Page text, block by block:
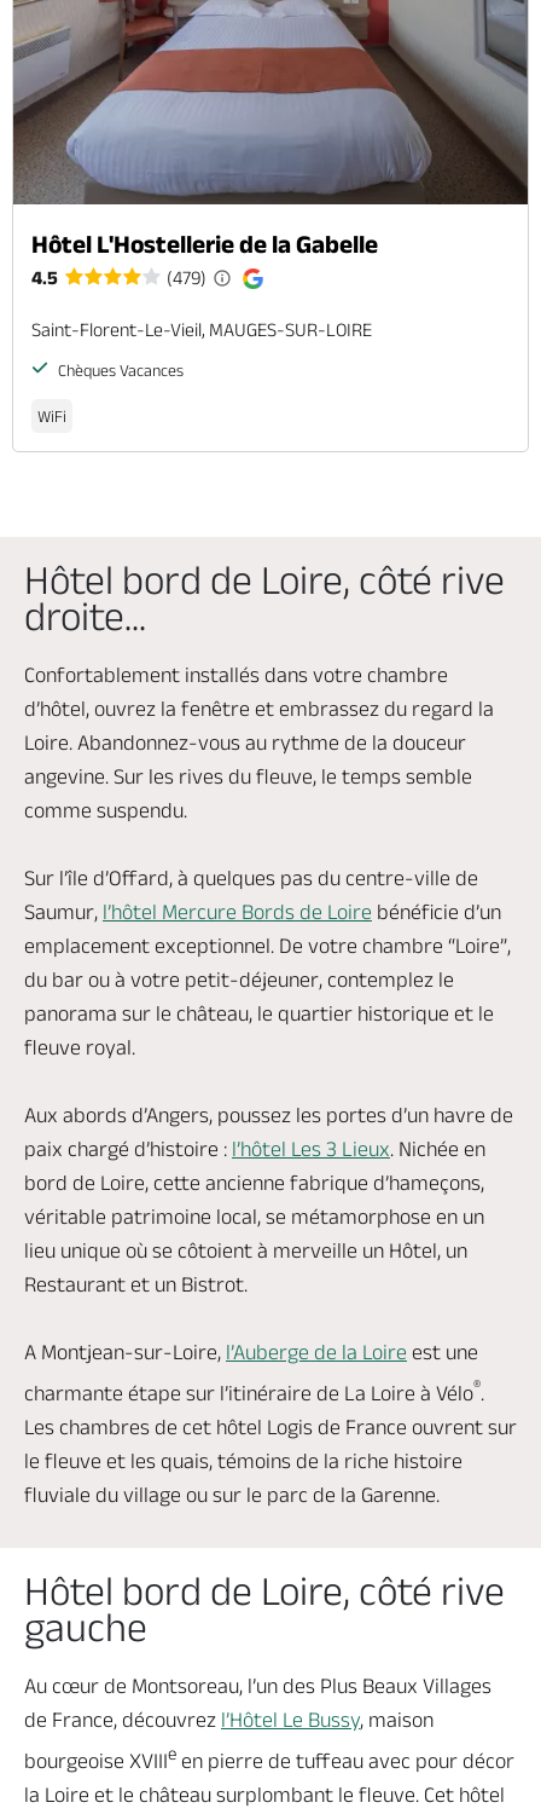
Hôtel L'Hostellerie de la Gabelle
4.5 (479)
Saint-Florent-Le-Vieil, MAUGES-SUR-LOIRE
Chèques Vacances
WiFi
Hôtel bord de Loire, côté rive
droite...
Confortablement installés dans votre chambre
d’hôtel, ouvrez la fenêtre et embrassez du regard la
Loire. Abandonnez-vous au rythme de la douceur
angevine. Sur les rives du fleuve, le temps semble
comme suspendu.
Sur l’île d’Offard, à quelques pas du centre-ville de
Saumur, l’hôtel Mercure Bords de Loire bénéficie d’un
emplacement exceptionnel. De votre chambre “Loire”,
du bar ou à votre petit-déjeuner, contemplez le
panorama sur le château, le quartier historique et le
fleuve royal.
Aux abords d’Angers, poussez les portes d’un havre de
paix chargé d’histoire : l’hôtel Les 3 Lieux. Nichée en
bord de Loire, cette ancienne fabrique d’hameçons,
véritable patrimoine local, se métamorphose en un
lieu unique où se côtoient à merveille un Hôtel, un
Restaurant et un Bistrot.
A Montjean-sur-Loire, l’Auberge de la Loire est une
charmante étape sur l’itinéraire de La Loire à Vélo®.
Les chambres de cet hôtel Logis de France ouvrent sur
le fleuve et les quais, témoins de la riche histoire
fluviale du village ou sur le parc de la Garenne.
Hôtel bord de Loire, côté rive
gauche
Au cœur de Montsoreau, l’un des Plus Beaux Villages
de France, découvrez l’Hôtel Le Bussy, maison
bourgeoise XVIIIe en pierre de tuffeau avec pour décor
la Loire et le château surplombant le fleuve. Cet hôtel